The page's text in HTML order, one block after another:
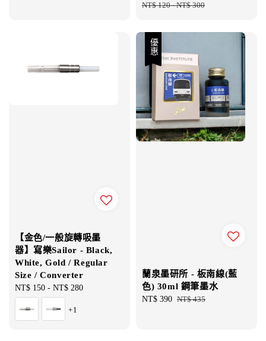
price
NT$ 120-NT$ 300
【金色/一般旋轉吸墨
器】寫樂Sailor - Black,
White, Gold / Regular
Size / Converter
Regular
price
NT$ 150 - NT$ 280
+1
優惠
蘭泉墨研所 - 板南線(藍
色) 30ml 鋼筆墨水
Sale
NT$ 390 Regular
NT$ 435